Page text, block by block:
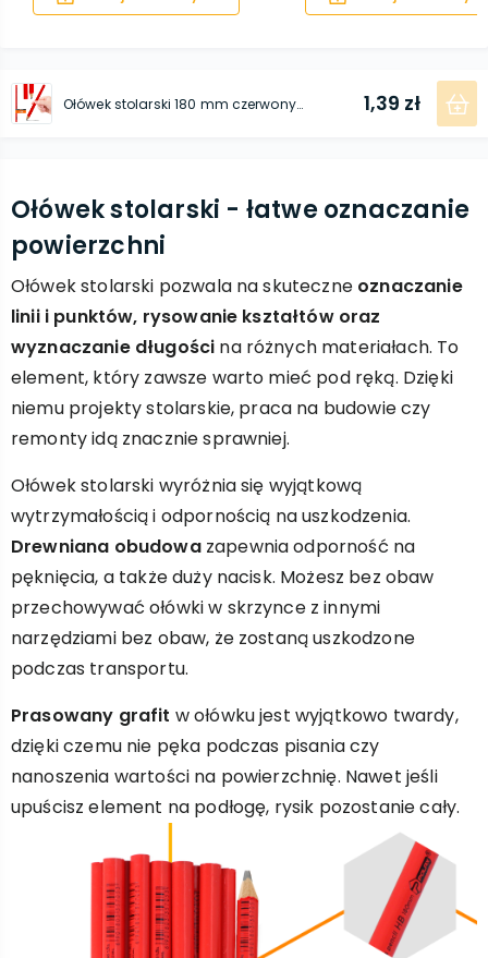
Ołówek stolarski 180 mm czerwony HB 1,39 zł
Ołówek stolarski - łatwe oznaczanie
powierzchni
Ołówek stolarski pozwala na skuteczne oznaczanie
linii i punktów, rysowanie kształtów oraz
wyznaczanie długości na różnych materiałach. To
element, który zawsze warto mieć pod ręką. Dzięki
niemu projekty stolarskie, praca na budowie czy
remonty idą znacznie sprawniej.
Ołówek stolarski wyróżnia się wyjątkową
wytrzymałością i odpornością na uszkodzenia.
Drewniana obudowazapewnia odporność na
pęknięcia, a także duży nacisk. Możesz bez obaw
przechowywać ołówki w skrzynce z innymi
narzędziami bez obaw, że zostaną uszkodzone
podczas transportu.
Prasowany grafit w ołówku jest wyjątkowo twardy,
dzięki czemu nie pęka podczas pisania czy
nanoszenia wartości na powierzchnię. Nawet jeśli
upuścisz element na podłogę, rysik pozostanie cały.